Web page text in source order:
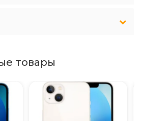
товары